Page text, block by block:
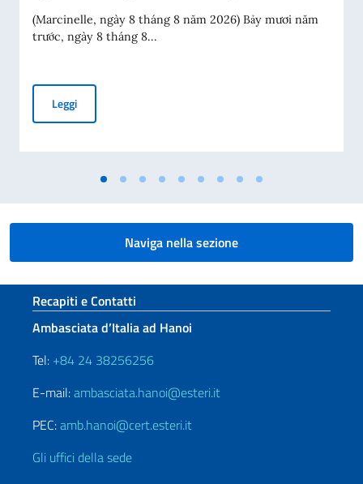
(Marcinelle, ngày 8 tháng 8 năm 2026) Bảy mươi năm
trước, ngày 8 tháng 8...
LeggiThông điệp của Phó Thủ tướng kiêm Bộ trưởng Ngoại
Naviga nella sezione
Sezione footer
Recapiti e Contatti
Ambasciata d’Italia ad Hanoi
Tel: +84 24 38256256
E-mail:ambasciata.hanoi@esteri.it
PEC:amb.hanoi@cert.esteri.it
Gli uffici della sede